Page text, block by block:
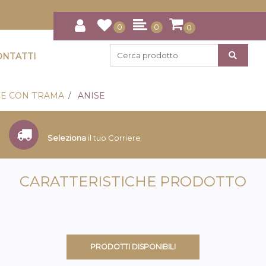
0 0 0
CON TRAMA ANISE
Seleziona il tuo Corriere
CARATTERISTICHE PRODOTTO
PRODOTTI DISPONIBILI